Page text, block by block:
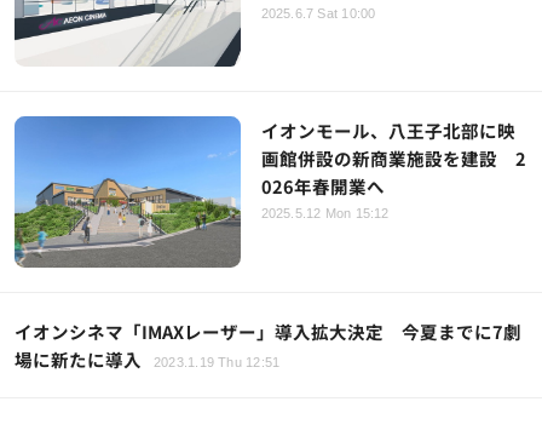
2025.6.7 Sat 10:00
イオンモール、八王子北部に映
画館併設の新商業施設を建設 2
026年春開業へ
2025.5.12 Mon 15:12
イオンシネマ「IMAXレーザー」導入拡大決定 今夏までに7劇
場に新たに導入
2023.1.19 Thu 12:51